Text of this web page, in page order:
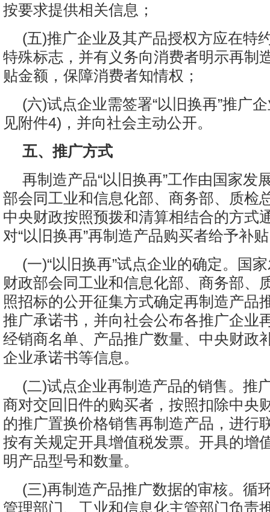
按要求提供相关信息；
(五)推广企业及其产品授权方应在特
特殊标志，并有义务向消费者明示再制
贴金额，保障消费者知情权；
(六)试点企业需签署“以旧换再”推广
见附件4)，并向社会主动公开。
五、推广方式
再制造产品“以旧换再”工作由国家发
部会同工业和信息化部、商务部、质检
中央财政按照预拨和清算相结合的方式
对“以旧换再”再制造产品购买者给予补
(一)“以旧换再”试点企业的确定。国
财政部会同工业和信息化部、商务部、
照招标的公开征集方式确定再制造产品
推广承诺书，并向社会公布各推广企业
经销商名单、产品推广数量、中央财政
企业承诺书等信息。
(二)试点企业再制造产品的销售。推
商对交回旧件的购买者，按照扣除中央
的推广置换价格销售再制造产品，进行
按有关规定开具增值税发票。开具的增
明产品型号和数量。
(三)再制造产品推广数据的审核。循
管理部门、工业和信息化主管部门负责